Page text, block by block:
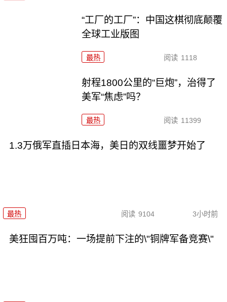
“工厂的工厂”：中国这棋彻底颠覆
全球工业版图
最热 阅读 1118
射程1800公里的“巨炮”，治得了
美军“焦虑”吗？
最热 阅读 11399
1.3万俄军直插日本海，美日的双线噩梦开始了
最热 阅读 9104 3小时前
美狂囤百万吨：一场提前下注的\"铜牌军备竞赛\"